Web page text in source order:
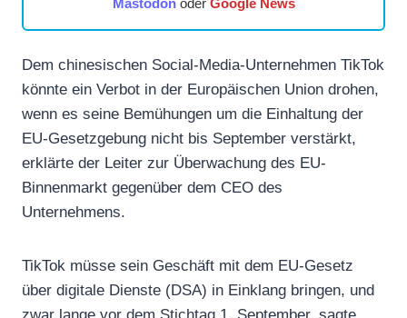
Mastodonoder Google News
Dem chinesischen Social-Media-Unternehmen TikTok
könnte ein Verbot in der Europäischen Union drohen,
wenn es seine Bemühungen um die Einhaltung der
EU-Gesetzgebung nicht bis September verstärkt,
erklärte der Leiter zur Überwachung des EU-
Binnenmarkt gegenüber dem CEO des
Unternehmens.
TikTok müsse sein Geschäft mit dem EU-Gesetz
über digitale Dienste (DSA) in Einklang bringen, und